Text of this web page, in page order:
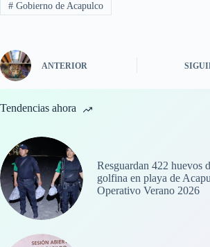
#Gobierno de Acapulco
ANTERIOR
Tendencias ahora
Resguardan 422 huevos
golfina en playa de
Operativo Verano 2026